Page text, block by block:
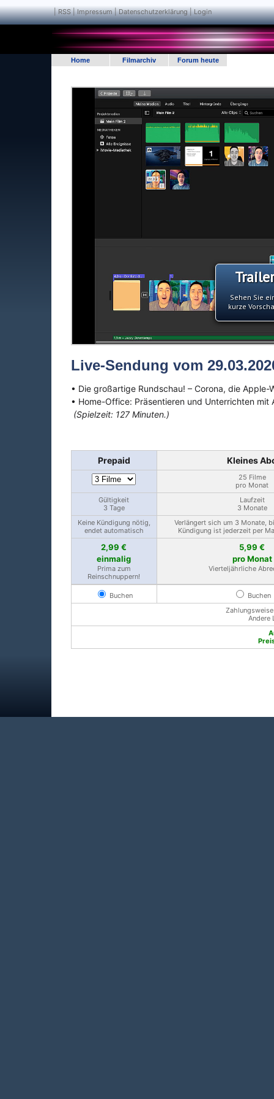
|RSS|Impressum | Datenschutzerklärung|Login
Home Filmarchiv Forum heute
Trailer
Sehen Sie
kurze
Live-Sendung vom
• Die großartige Rundschau! – Corona, die Apple-
• Home-Office: Präsentieren und Unterrichten mit
(Spielzeit: 127 Minuten.)
Prepaid Kleines
25 Filme
pro Monat
Gültigkeit
3 Tage
Laufzeit
3 Monate
Keine Kündigung nötig,
endet automatisch
Verlängert sich um 3 Monate,
Kündigung ist jederzeit per
2,99 €
einmalig
Prima zum
Reinschnuppern!
5,99 €
pro Monat
Vierteljährliche
Buchen
Buchen
Andere